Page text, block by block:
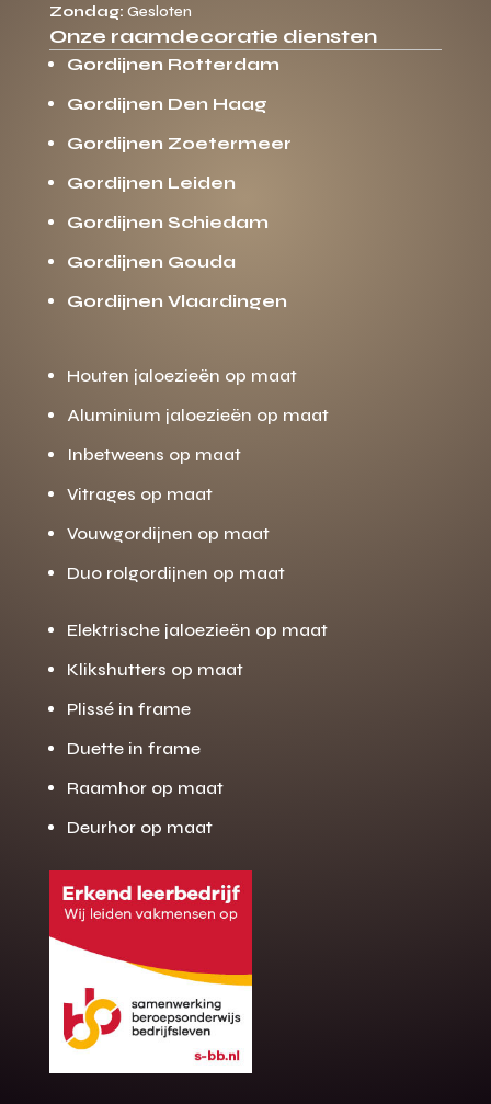
Gratis offerte
op maat?
Binnen 24 uur jouw gratis offerte
10 jaar garantie op de montage
Zondag: Gesloten
Onze raamdecoratie diensten
Gordijnen Rotterdam
Gordijnen Den Haag
Gordijnen Zoetermeer
Gordijnen Leiden
Gordijnen Schiedam
Gordijnen Gouda
Gordijnen Vlaardingen
Houten jaloezieën op maat
Aluminium jaloezieën op maat
Inbetweens op maat
Vitrages op maat
Vouwgordijnen op maat
Duo rolgordijnen op maat
Elektrische jaloezieën op maat
Klikshutters op maat
Plissé in frame
Duette in frame
Raamhor op maat
Deurhor op maat